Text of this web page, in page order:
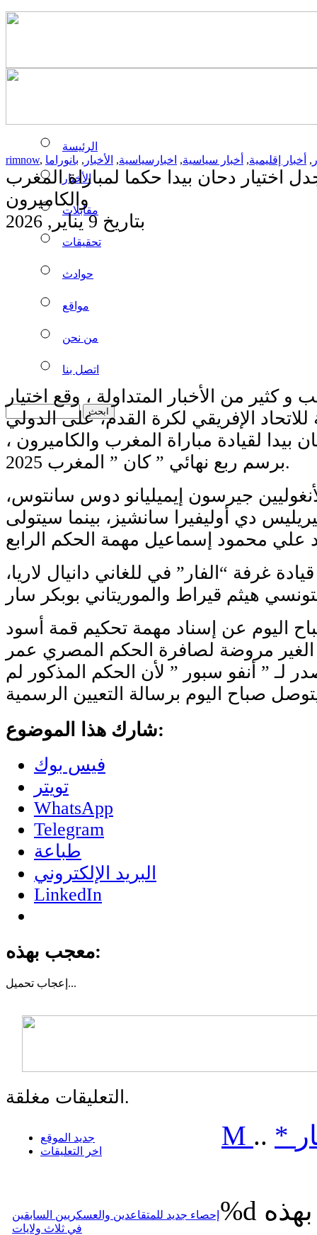
الرئيسة
الأخبار
مقابلات
تحقيقات
حوادث
مواقع
من نحن
اتصل بنا
rimnow, , أخبار إقليمية, أخبار سياسية, اخبارسياسية, الأخبار , بانوراما
اختيار دحان بيدا حكما لمباراة المغرب
والكاميرون
بتاريخ 9 يناير, 2026
و كثير من الأخبار المتداولة ، وقع اختيار
للاتحاد الإفريقي لكرة القدم، على الدولي
بيدا لقيادة مباراة المغرب والكاميرون ،
برسم ربع نهائي ” كان ” المغرب 2025.
جيرسون إيميليانو دوس سانتوس،
دي أوليفيرا سانشيز، بينما سيتولى
غرفة “الفار” في للغاني دانيال لاريا،
اليوم عن إسناد مهمة تحكيم قمة أسود
مروضة لصافرة الحكم المصري عمر
لـ ” أنفو سبور ” لأن الحكم المذكور لم
شارك هذا الموضوع:
فيس بوك
تويتر
WhatsApp
Telegram
طباعة
البريد الإلكتروني
LinkedIn
معجب بهذه:
إعجاب تحميل...
التعليقات مغلقة.
جديد الموقع
اخر التعليقات
إحصاء جديد للمتقاعدين والعسكريين السابقين
في ثلاث ولايات
M .. *
%d